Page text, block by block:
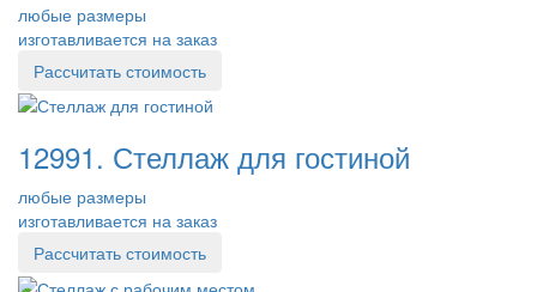
любые размеры
изготавливается на заказ
Рассчитать стоимость
12991. Стеллаж для гостиной
любые размеры
изготавливается на заказ
Рассчитать стоимость